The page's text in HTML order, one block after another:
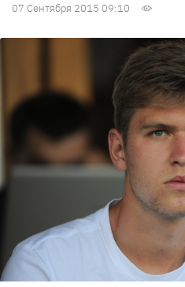
07 Сентября 2015 09:10